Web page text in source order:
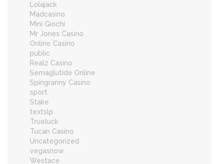
Lolajack
Madcasino
Mini Giochi
Mr Jones Casino
Online Casino
public
Realz Casino
Semaglutide Online
Spingranny Casino
sport
Stake
textslp
Trueluck
Tucan Casino
Uncategorized
vegasnow
Westace